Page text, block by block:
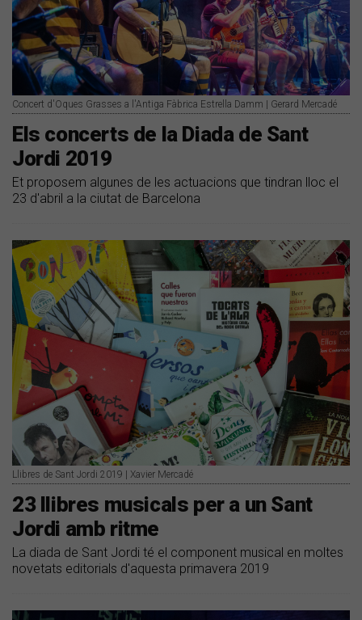
Concert d'Oques Grasses a l'Antiga Fàbrica Estrella Damm | Gerard Mercadé
Els concerts de la Diada de Sant
Jordi 2019
Et proposem algunes de les actuacions que tindran lloc el
23 d'abril a la ciutat de Barcelona
Llibres de Sant Jordi 2019 | Xavier Mercadé
23 llibres musicals per a un Sant
Jordi amb ritme
La diada de Sant Jordi té el component musical en moltes
novetats editorials d'aquesta primavera 2019